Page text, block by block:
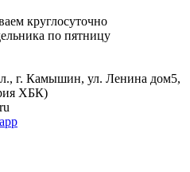
круглосуточно
по пятницу
г. Камышин, ул. Ленина дом5,
ХБК)